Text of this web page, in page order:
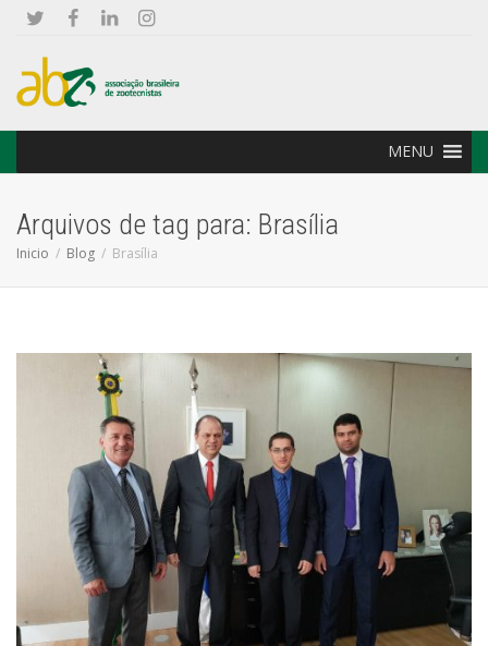
MENU
Arquivos de tag para: Brasília
Inicio Blog Brasília